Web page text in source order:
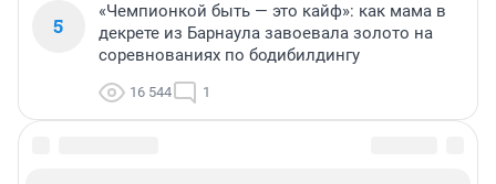
5
«Чемпионкой быть — это кайф»: как мама в
декрете из Барнаула завоевала золото на
соревнованиях по бодибилдингу
16 544 1